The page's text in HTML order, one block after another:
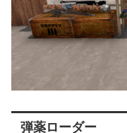
弾薬ローダー